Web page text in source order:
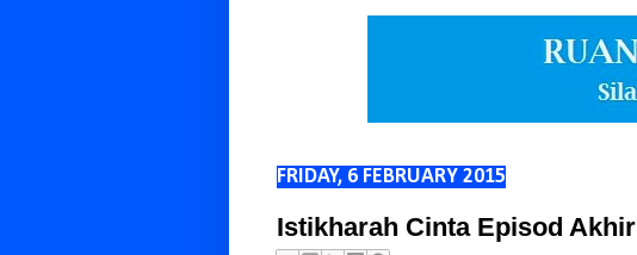
FRIDAY, 6 FEBRUARY 2015
Istikharah Cinta Episod Akhir